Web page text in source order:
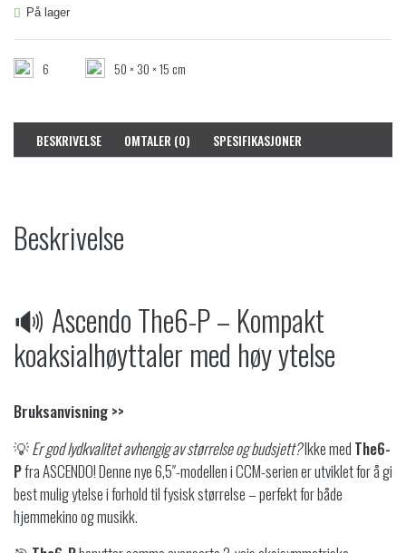
På lager
6 50 × 30 × 15 cm
BESKRIVELSE OMTALER (0) SPESIFIKASJONER
Beskrivelse
🔊 Ascendo The6-P – Kompakt
koaksialhøyttaler med høy ytelse
Bruksanvisning >>
💡Er god lydkvalitet avhengig av størrelse og budsjett?Ikke med The6-
Pfra ASCENDO! Denne nye 6,5″-modellen i CCM-serien er utviklet for å gi
best mulig ytelse i forhold til fysisk størrelse – perfekt for både
hjemmekino og musikk.